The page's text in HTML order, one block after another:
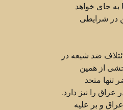
جای خواهد
در شرایطی
ضد شیعه در
از همین
تنها متحد
عراق را نیز دارد.
و بر علیه